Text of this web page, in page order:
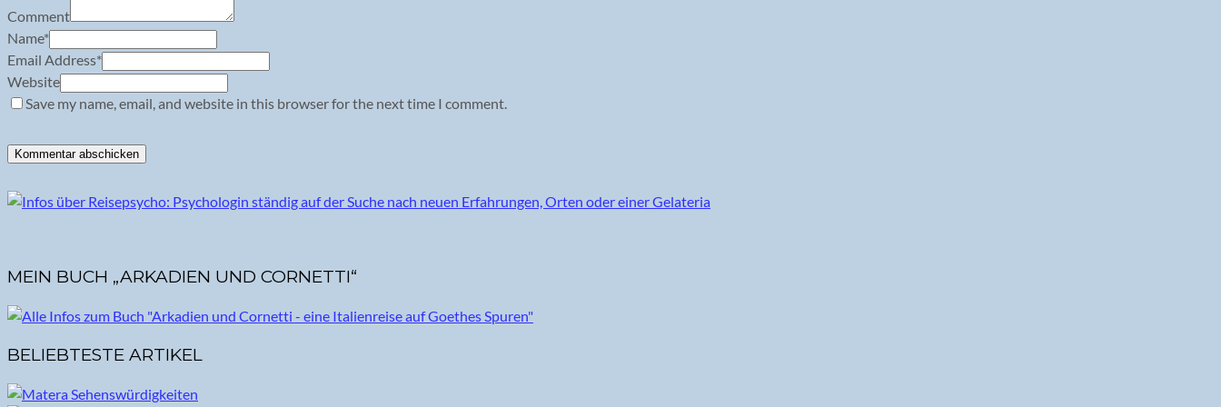
Comment
Name*
Email Address*
Website
Save my name, email, and website in this browser for the next time I comment.
MEIN BUCH „ARKADIEN UND CORNETTI“
BELIEBTESTE ARTIKEL